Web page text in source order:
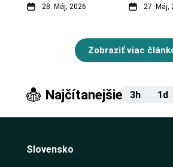
28. Máj, 2026
27. Máj,
Zobraziť viac
Najčítanejšie 3h 1d
Slovensko